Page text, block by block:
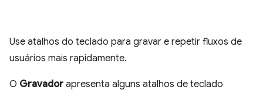
Use atalhos do teclado para gravar e repetir fluxos de
usuários mais rapidamente.
O Gravador apresenta alguns atalhos de teclado